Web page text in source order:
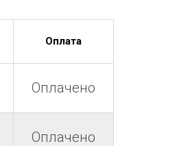
Оплата
Оплачено
Оплачено